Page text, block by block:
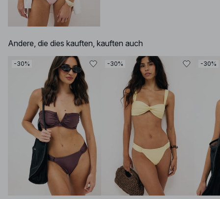
Andere, die dies kauften, kauften auch
-30% -30% -30%